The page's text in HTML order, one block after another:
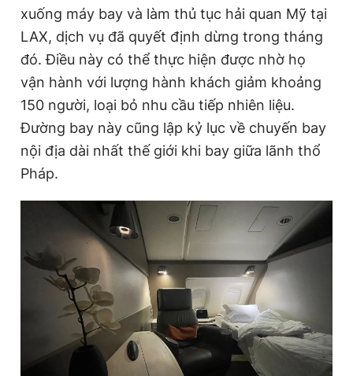
xuống máy bay và làm thủ tục hải quan Mỹ tại
LAX, dịch vụ đã quyết định dừng trong tháng
đó. Điều này có thể thực hiện được nhờ họ
vận hành với lượng hành khách giảm khoảng
150 người, loại bỏ nhu cầu tiếp nhiên liệu.
Đường bay này cũng lập kỷ lục về chuyến bay
nội địa dài nhất thế giới khi bay giữa lãnh thổ
Pháp.